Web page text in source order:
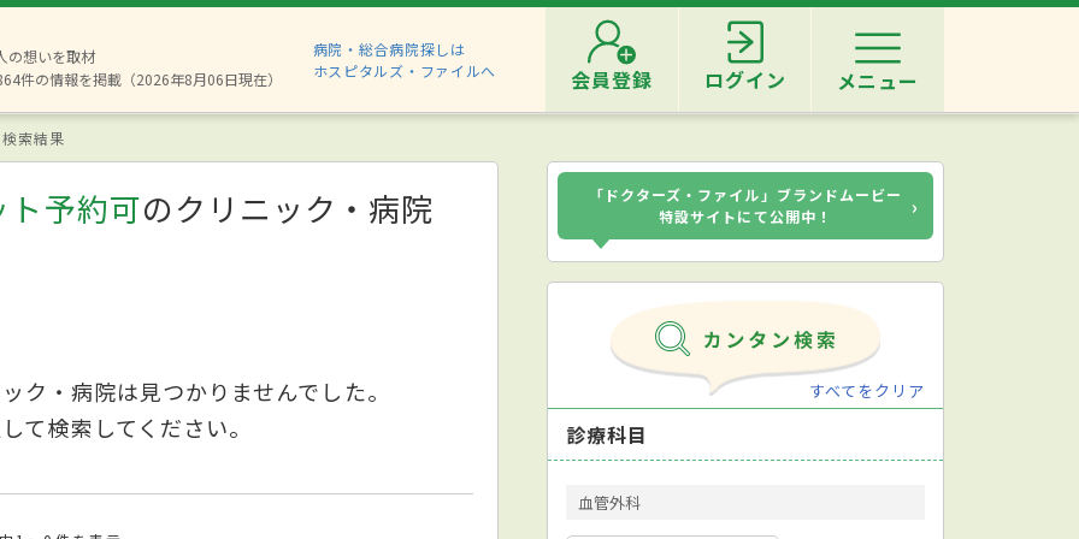
の想いを取材
件の情報を掲載（2026年8月06日現在）
病院・総合病院探しは
ホスピタルズ・ファイルへ
会員登録 ログイン メニュー
索結果
予約可のクリニック・病院
ク・病院は見つかりませんでした。
て検索してください。
「ドクターズ・ファイル」ブランドムービー
特設サイトにて公開中！
›
すべてをクリア
診療科目
血管外科